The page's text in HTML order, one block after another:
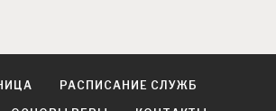
РАСПИСАНИЕ СЛУЖБ